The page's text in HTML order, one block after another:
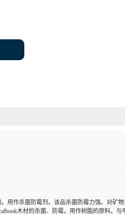
用作杀菌防霉剂。该品杀菌防霉力强。对矿
木材的杀菌、防霉。用作树脂的原料。